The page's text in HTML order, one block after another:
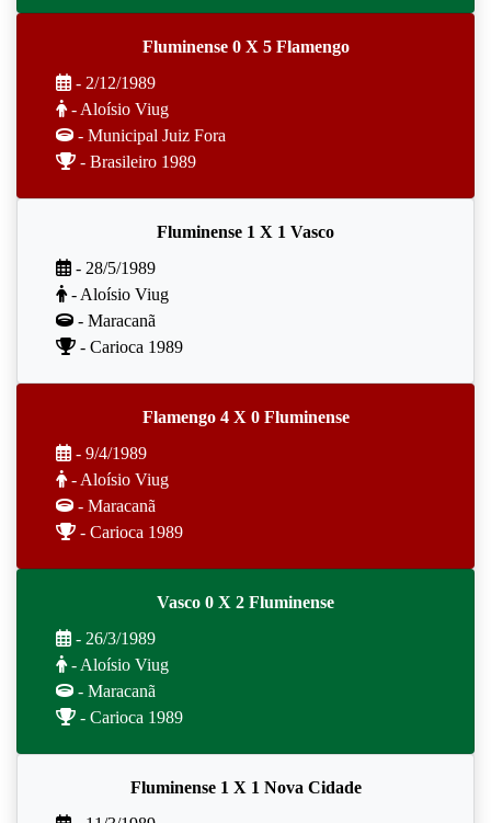
Fluminense 0 X 5 Flamengo
- 2/12/1989
- Aloísio Viug
- Municipal Juiz Fora
- Brasileiro 1989
Fluminense 1 X 1 Vasco
- 28/5/1989
- Aloísio Viug
- Maracanã
- Carioca 1989
Flamengo 4 X 0 Fluminense
- 9/4/1989
- Aloísio Viug
- Maracanã
- Carioca 1989
Vasco 0 X 2 Fluminense
- 26/3/1989
- Aloísio Viug
- Maracanã
- Carioca 1989
Fluminense 1 X 1 Nova Cidade